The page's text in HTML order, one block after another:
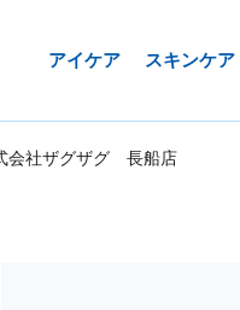
アイケア スキンケア
会社ザグザグ 長船店